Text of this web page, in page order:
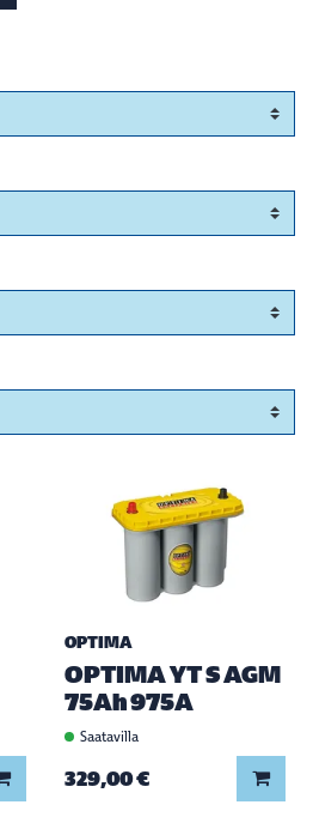
Lisää koriin
OPTIMA
OPTIMA YT S AGM
75Ah 975A
Saatavilla
329,00 €